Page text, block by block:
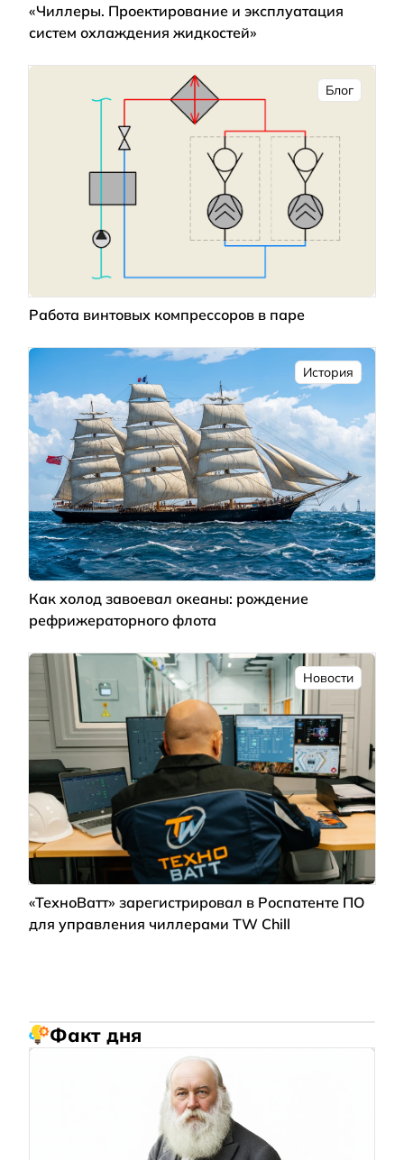
«Чиллеры. Проектирование и эксплуатация
систем охлаждения жидкостей»
Блог
Работа винтовых компрессоров в паре
История
Как холод завоевал океаны: рождение
рефрижераторного флота
Новости
«ТехноВатт» зарегистрировал в Роспатенте ПО
для управления чиллерами TW Chill
Факт дня